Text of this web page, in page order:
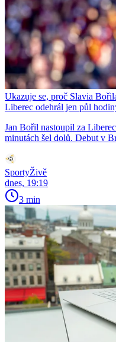
Ukazuje se, proč Slavia
Liberec odehrál jen půl
Jan Bořil nastoupil za
minutách šel dolů. Debut v
SportyŽivě
dnes, 19:19
3 min